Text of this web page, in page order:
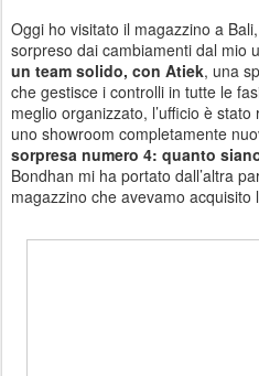
Oggi ho visitato il magazzino a
sorpreso dai cambiamenti dal mio
un team solido, con Atiek, una
che gestisce i controlli in tutte le
meglio organizzato, l’ufficio è
uno showroom completamente
sorpresa numero 4: quanto
Bondhan mi ha portato dall’altra
magazzino che avevamo acquisito